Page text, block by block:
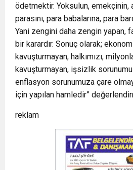
ödetmektir. Yoksulun, emekçinin,
parasını, para babalarına, para
Yani zengini daha zengin yapan,
bir karardır. Sonuç olarak;
kavuşturmayan, halkımızı,
kavuşturmayan, işsizlik
enflasyon sorunumuza çare
için yapılan hamledir”
reklam